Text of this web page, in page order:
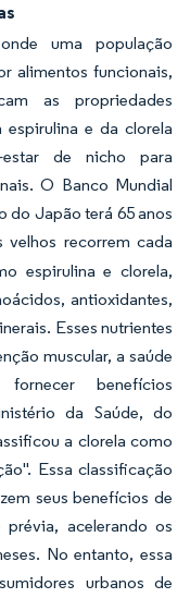
uma população
alimentos funcionais,
as propriedades
espirulina e da clorela
de nicho para
O Banco Mundial
do Japão terá 65 anos
velhos recorrem cada
espirulina e clorela,
antioxidantes,
Esses nutrientes
muscular, a saúde
benefícios
da Saúde, do
a clorela como
Essa classificação
seus benefícios de
acelerando os
No entanto, essa
urbanos de